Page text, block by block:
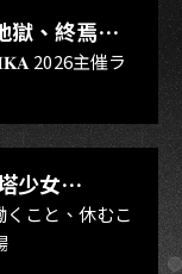
獄、終焉
夢中、花奏
2026主催ラ
少女
こと、休むこ